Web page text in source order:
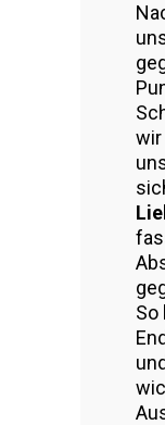
wir
So